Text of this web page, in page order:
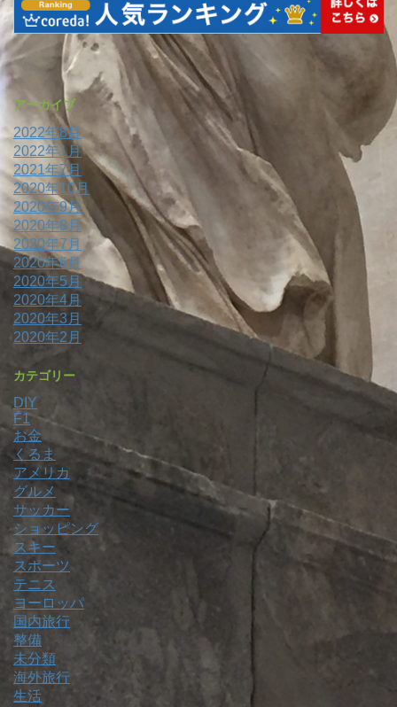
アーカイブ
2022年8月
2022年1月
2021年7月
2020年10月
2020年9月
2020年8月
2020年7月
2020年6月
2020年5月
2020年4月
2020年3月
2020年2月
カテゴリー
DIY
F1
お金
くるま
アメリカ
グルメ
サッカー
ショッピング
スキー
スポーツ
テニス
ヨーロッパ
国内旅行
整備
未分類
海外旅行
生活